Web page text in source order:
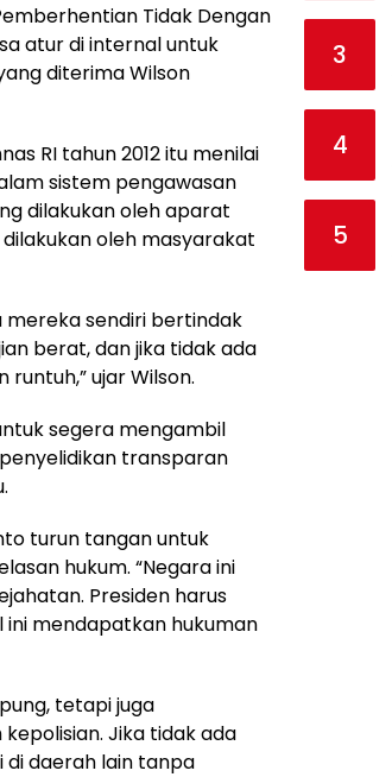
Tidak Dengan
atur di internal untuk
diterima Wilson
RI tahun 2012 itu menilai
sistem pengawasan
dilakukan oleh aparat
oleh masyarakat
mereka sendiri bertindak
berat, dan jika tidak ada
ujar Wilson.
segera mengambil
transparan
turun tangan untuk
hukum. “Negara ini
Presiden harus
mendapatkan hukuman
tetapi juga
Jika tidak ada
di daerah lain tanpa
3
4
5